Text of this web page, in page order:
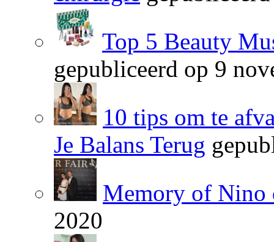
Top 5 Beauty
gepubliceerd op 9
10 tips om te
Je Balans Terug
Memory of Nino
2020